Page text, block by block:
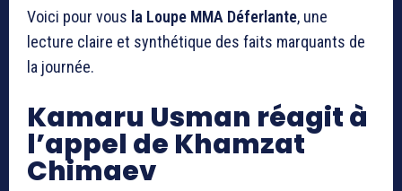
Voici pour vous la Loupe MMA Déferlante, une
lecture claire et synthétique des faits marquants de
la journée.
Kamaru Usman réagit à
l’appel de Khamzat
Chimaev